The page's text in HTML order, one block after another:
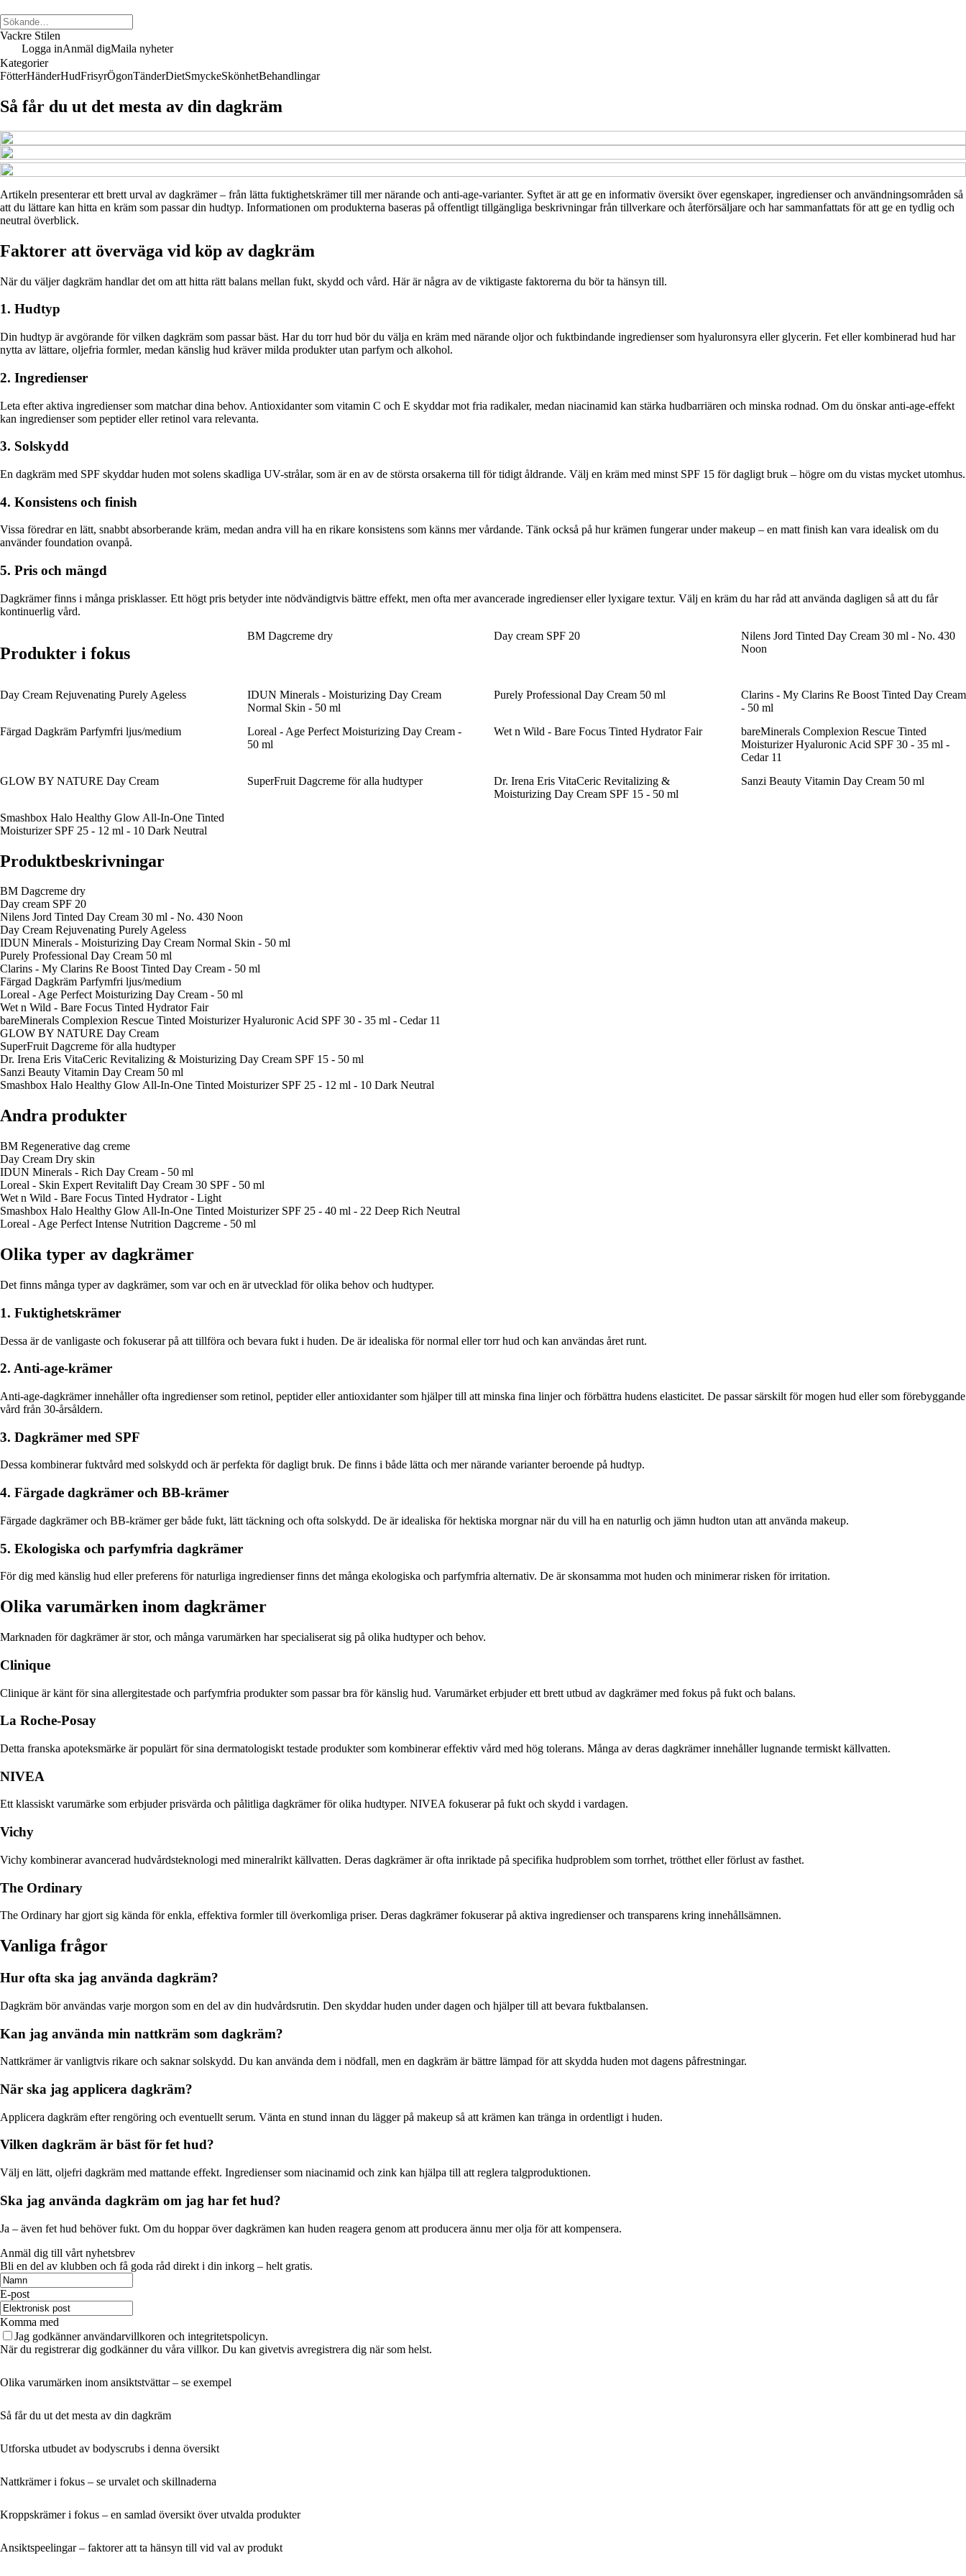
Vackre Stilen
Logga inAnmäl digMaila nyheter
Kategorier
FötterHänderHudFrisyrÖgonTänderDietSmyckeSkönhetBehandlingar
Så får du ut det mesta av din dagkräm
Artikeln presenterar ett brett urval av dagkrämer – från lätta fuktighetskrämer till mer närande och anti-age-varianter. Syftet är att ge en informativ översikt över egenskaper, ingredienser och användningsområden så
att du lättare kan hitta en kräm som passar din hudtyp. Informationen om produkterna baseras på offentligt tillgängliga beskrivningar från tillverkare och återförsäljare och har sammanfattats för att ge en tydlig och
neutral överblick.
Faktorer att överväga vid köp av dagkräm
När du väljer dagkräm handlar det om att hitta rätt balans mellan fukt, skydd och vård. Här är några av de viktigaste faktorerna du bör ta hänsyn till.
1. Hudtyp
Din hudtyp är avgörande för vilken dagkräm som passar bäst. Har du torr hud bör du välja en kräm med närande oljor och fuktbindande ingredienser som hyaluronsyra eller glycerin. Fet eller kombinerad hud har
nytta av lättare, oljefria formler, medan känslig hud kräver milda produkter utan parfym och alkohol.
2. Ingredienser
Leta efter aktiva ingredienser som matchar dina behov. Antioxidanter som vitamin C och E skyddar mot fria radikaler, medan niacinamid kan stärka hudbarriären och minska rodnad. Om du önskar anti-age-effekt
kan ingredienser som peptider eller retinol vara relevanta.
3. Solskydd
En dagkräm med SPF skyddar huden mot solens skadliga UV-strålar, som är en av de största orsakerna till för tidigt åldrande. Välj en kräm med minst SPF 15 för dagligt bruk – högre om du vistas mycket utomhus.
4. Konsistens och finish
Vissa föredrar en lätt, snabbt absorberande kräm, medan andra vill ha en rikare konsistens som känns mer vårdande. Tänk också på hur krämen fungerar under makeup – en matt finish kan vara idealisk om du
använder foundation ovanpå.
5. Pris och mängd
Dagkrämer finns i många prisklasser. Ett högt pris betyder inte nödvändigtvis bättre effekt, men ofta mer avancerade ingredienser eller lyxigare textur. Välj en kräm du har råd att använda dagligen så att du får
kontinuerlig vård.
Produkter i fokus
BM Dagcreme dry Day cream SPF 20
Nilens Jord Tinted Day Cream 30 ml - No. 430
Noon
Day Cream Rejuvenating Purely Ageless
IDUN Minerals - Moisturizing Day Cream
Normal Skin - 50 ml
Purely Professional Day Cream 50 ml
Clarins - My Clarins Re Boost Tinted Day Cream
- 50 ml
Färgad Dagkräm Parfymfri ljus/medium
Loreal - Age Perfect Moisturizing Day Cream -
50 ml
Wet n Wild - Bare Focus Tinted Hydrator Fair
bareMinerals Complexion Rescue Tinted
Moisturizer Hyaluronic Acid SPF 30 - 35 ml -
Cedar 11
GLOW BY NATURE Day Cream
SuperFruit Dagcreme för alla hudtyper
Dr. Irena Eris VitaCeric Revitalizing &
Moisturizing Day Cream SPF 15 - 50 ml
Sanzi Beauty Vitamin Day Cream 50 ml
Smashbox Halo Healthy Glow All-In-One Tinted
Moisturizer SPF 25 - 12 ml - 10 Dark Neutral
Produktbeskrivningar
BM Dagcreme dry
Day cream SPF 20
Nilens Jord Tinted Day Cream 30 ml - No. 430 Noon
Day Cream Rejuvenating Purely Ageless
IDUN Minerals - Moisturizing Day Cream Normal Skin - 50 ml
Purely Professional Day Cream 50 ml
Clarins - My Clarins Re Boost Tinted Day Cream - 50 ml
Färgad Dagkräm Parfymfri ljus/medium
Loreal - Age Perfect Moisturizing Day Cream - 50 ml
Wet n Wild - Bare Focus Tinted Hydrator Fair
bareMinerals Complexion Rescue Tinted Moisturizer Hyaluronic Acid SPF 30 - 35 ml - Cedar 11
GLOW BY NATURE Day Cream
SuperFruit Dagcreme för alla hudtyper
Dr. Irena Eris VitaCeric Revitalizing & Moisturizing Day Cream SPF 15 - 50 ml
Sanzi Beauty Vitamin Day Cream 50 ml
Smashbox Halo Healthy Glow All-In-One Tinted Moisturizer SPF 25 - 12 ml - 10 Dark Neutral
Andra produkter
BM Regenerative dag creme
Day Cream Dry skin
IDUN Minerals - Rich Day Cream - 50 ml
Loreal - Skin Expert Revitalift Day Cream 30 SPF - 50 ml
Wet n Wild - Bare Focus Tinted Hydrator - Light
Smashbox Halo Healthy Glow All-In-One Tinted Moisturizer SPF 25 - 40 ml - 22 Deep Rich Neutral
Loreal - Age Perfect Intense Nutrition Dagcreme - 50 ml
Olika typer av dagkrämer
Det finns många typer av dagkrämer, som var och en är utvecklad för olika behov och hudtyper.
1. Fuktighetskrämer
Dessa är de vanligaste och fokuserar på att tillföra och bevara fukt i huden. De är idealiska för normal eller torr hud och kan användas året runt.
2. Anti-age-krämer
Anti-age-dagkrämer innehåller ofta ingredienser som retinol, peptider eller antioxidanter som hjälper till att minska fina linjer och förbättra hudens elasticitet. De passar särskilt för mogen hud eller som förebyggande
vård från 30-årsåldern.
3. Dagkrämer med SPF
Dessa kombinerar fuktvård med solskydd och är perfekta för dagligt bruk. De finns i både lätta och mer närande varianter beroende på hudtyp.
4. Färgade dagkrämer och BB-krämer
Färgade dagkrämer och BB-krämer ger både fukt, lätt täckning och ofta solskydd. De är idealiska för hektiska morgnar när du vill ha en naturlig och jämn hudton utan att använda makeup.
5. Ekologiska och parfymfria dagkrämer
För dig med känslig hud eller preferens för naturliga ingredienser finns det många ekologiska och parfymfria alternativ. De är skonsamma mot huden och minimerar risken för irritation.
Olika varumärken inom dagkrämer
Marknaden för dagkrämer är stor, och många varumärken har specialiserat sig på olika hudtyper och behov.
Clinique
Clinique är känt för sina allergitestade och parfymfria produkter som passar bra för känslig hud. Varumärket erbjuder ett brett utbud av dagkrämer med fokus på fukt och balans.
La Roche-Posay
Detta franska apoteksmärke är populärt för sina dermatologiskt testade produkter som kombinerar effektiv vård med hög tolerans. Många av deras dagkrämer innehåller lugnande termiskt källvatten.
NIVEA
Ett klassiskt varumärke som erbjuder prisvärda och pålitliga dagkrämer för olika hudtyper. NIVEA fokuserar på fukt och skydd i vardagen.
Vichy
Vichy kombinerar avancerad hudvårdsteknologi med mineralrikt källvatten. Deras dagkrämer är ofta inriktade på specifika hudproblem som torrhet, trötthet eller förlust av fasthet.
The Ordinary
The Ordinary har gjort sig kända för enkla, effektiva formler till överkomliga priser. Deras dagkrämer fokuserar på aktiva ingredienser och transparens kring innehållsämnen.
Vanliga frågor
Hur ofta ska jag använda dagkräm?
Dagkräm bör användas varje morgon som en del av din hudvårdsrutin. Den skyddar huden under dagen och hjälper till att bevara fuktbalansen.
Kan jag använda min nattkräm som dagkräm?
Nattkrämer är vanligtvis rikare och saknar solskydd. Du kan använda dem i nödfall, men en dagkräm är bättre lämpad för att skydda huden mot dagens påfrestningar.
När ska jag applicera dagkräm?
Applicera dagkräm efter rengöring och eventuellt serum. Vänta en stund innan du lägger på makeup så att krämen kan tränga in ordentligt i huden.
Vilken dagkräm är bäst för fet hud?
Välj en lätt, oljefri dagkräm med mattande effekt. Ingredienser som niacinamid och zink kan hjälpa till att reglera talgproduktionen.
Ska jag använda dagkräm om jag har fet hud?
Ja – även fet hud behöver fukt. Om du hoppar över dagkrämen kan huden reagera genom att producera ännu mer olja för att kompensera.
Anmäl dig till vårt nyhetsbrev
Bli en del av klubben och få goda råd direkt i din inkorg – helt gratis.
E-post
Komma med
Jag godkänner användarvillkoren och integritetspolicyn.
När du registrerar dig godkänner du våra villkor. Du kan givetvis avregistrera dig när som helst.
Olika varumärken inom ansiktstvättar – se exempel
Så får du ut det mesta av din dagkräm
Utforska utbudet av bodyscrubs i denna översikt
Nattkrämer i fokus – se urvalet och skillnaderna
Kroppskrämer i fokus – en samlad översikt över utvalda produkter
Ansiktspeelingar – faktorer att ta hänsyn till vid val av produkt